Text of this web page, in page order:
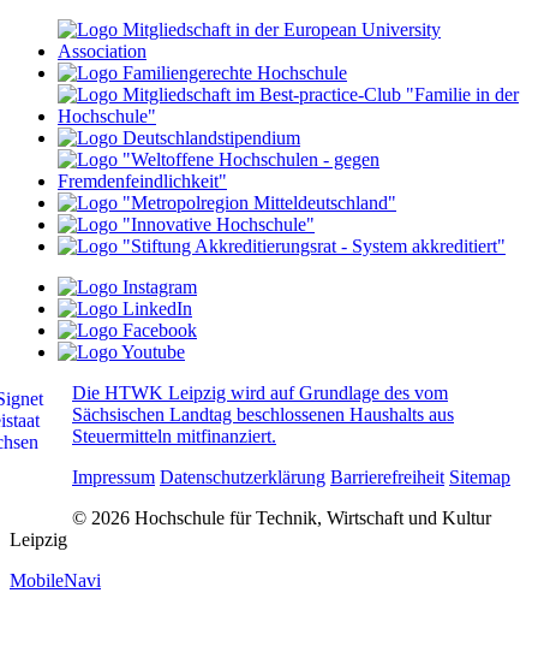
Die HTWK Leipzig wird auf Grundlage des vom
Sächsischen Landtag beschlossenen Haushalts aus
Steuermitteln mitfinanziert.
Impressum Datenschutzerklärung Barrierefreiheit Sitemap
© 2026 Hochschule für Technik, Wirtschaft und Kultur
Leipzig
MobileNavi